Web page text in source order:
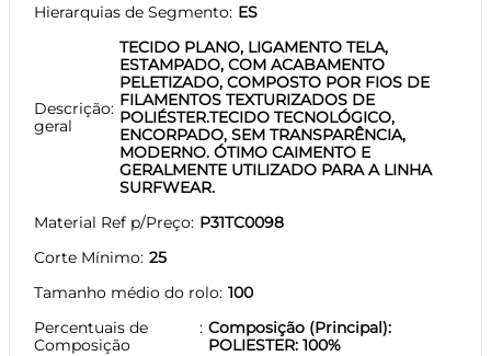
Hierarquias de Segmento ES
Descrição
geral
TECIDO PLANO, LIGAMENTO TELA,
ESTAMPADO, COM ACABAMENTO
PELETIZADO, COMPOSTO POR FIOS DE
FILAMENTOS TEXTURIZADOS DE
POLIÉSTER.TECIDO TECNOLÓGICO,
ENCORPADO, SEM TRANSPARÊNCIA,
MODERNO. ÓTIMO CAIMENTO E
GERALMENTE UTILIZADO PARA A LINHA
SURFWEAR.
Material Ref p/Preço P31TC0098
Corte Mínimo 25
Tamanho médio do rolo 100
Percentuais de
Composição
Composição (Principal):
POLIESTER: 100%